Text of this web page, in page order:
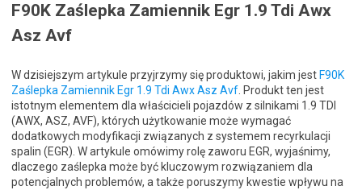
F90K Zaślepka Zamiennik Egr 1.9 Tdi Awx
Asz Avf
W dzisiejszym artykule przyjrzymy się produktowi, jakim jest F90K
Zaślepka Zamiennik Egr 1.9 Tdi Awx Asz Avf . Produkt ten jest
istotnym elementem dla właścicieli pojazdów z silnikami 1.9 TDI
(AWX, ASZ, AVF), których użytkowanie może wymagać
dodatkowych modyfikacji związanych z systemem recyrkulacji
spalin (EGR). W artykule omówimy rolę zaworu EGR, wyjaśnimy,
dlaczego zaślepka może być kluczowym rozwiązaniem dla
potencjalnych problemów, a także poruszymy kwestie wpływu na